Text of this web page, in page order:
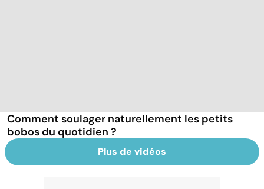
Comment soulager naturellement les petits
bobos du quotidien ?
Plus de vidéos